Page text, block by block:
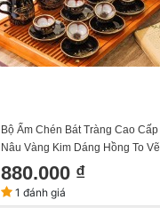
Bộ Ấm Chén Bát Tràng Cao Cấp
Nâu Vàng Kim Dáng Hồng To Vẽ
Thuận Buồm Xuôi Gió Dung Tích
400ml
880.000 ₫
1 đánh giá